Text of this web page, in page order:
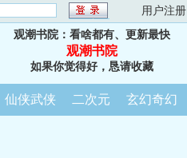
用户注册
观潮书院：看啥都有、更新最快
观潮书院
如果你觉得好，恳请收藏
仙侠武侠 二次元 玄幻奇幻